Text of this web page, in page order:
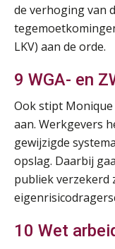
de verhoging van
LKV) aan de orde.
9 WGA- en
Ook stipt Monique
aan. Werkgevers
gewijzigde
opslag. Daarbij
publiek verzekerd
10 Wet
26
AUG
26
AUG
27
AUG
28